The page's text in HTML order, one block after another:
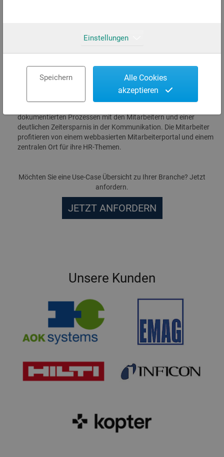
Mitarbeiter können nun an einer zentralen Stelle Arbeitszeiten
Gehaltsabrechnungen abrufen und verknüpfte
Wissensmanagementeinträge im Kontext lesen.
dokumentierten Prozessen mit den Mitarbeitern und einer
deutlichen Zeitersparnis in der Kommunikation. Die Mitarbeiter
profitieren von einem webbasierten Mitarbeiterportal und einem
zentralen Ort für ihre HR-Themen.
Möchten Sie eine Use-Case Übersicht zu Ihrer Branche? Jetzt
anfordern.
JETZT ANFORDERN
Unsere Kunden
Einstellungen
Speichern
Alle Cookies
akzeptieren